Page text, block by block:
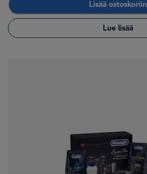
Lisää ostoskoriin
Lue lisää